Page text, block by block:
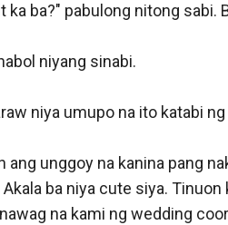
ka ba?" pabulong nitong sabi.
niyang sinabi.
niya umupo na ito katabi
ang unggoy na kanina pang
ba niya cute siya.
na kami ng wedding